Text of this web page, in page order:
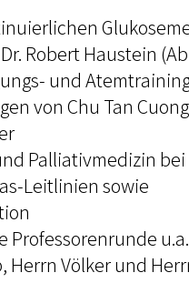
Robert Haustein
und
von Chu Tan
Palliativmedizin bei
Leitlinien sowie
Professorenrunde
Herrn Völker und